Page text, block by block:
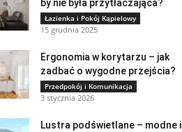
by nie była przytłaczająca?
Łazienka i Pokój Kąpielowy
15 grudnia 2025
Ergonomia w korytarzu – jak
zadbać o wygodne przejścia?
Przedpokój i Komunikacja
3 stycznia 2026
Lustra podświetlane – modne i